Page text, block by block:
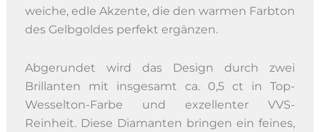
weiche, edle Akzente, die den warmen Farbton
des Gelbgoldes perfekt ergänzen.
Abgerundet wird das Design durch zwei
Brillanten mit insgesamt ca. 0,5 ct in Top-
Wesselton-Farbe und exzellenter VVS-
Reinheit. Diese Diamanten bringen ein feines,